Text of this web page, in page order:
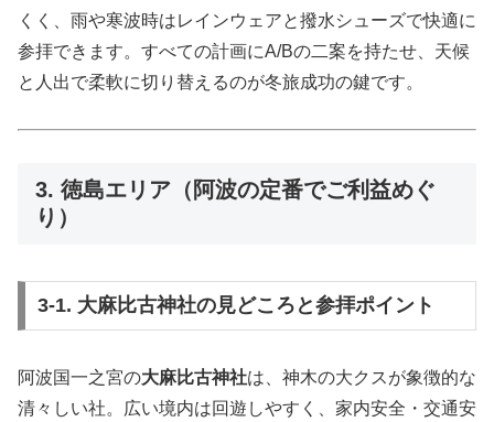
くく、雨や寒波時はレインウェアと撥水シューズで快適に
参拝できます。すべての計画にA/Bの二案を持たせ、天候
と人出で柔軟に切り替えるのが冬旅成功の鍵です。
3. 徳島エリア（阿波の定番でご利益めぐ
り）
3-1. 大麻比古神社の見どころと参拝ポイント
阿波国一之宮の大麻比古神社は、神木の大クスが象徴的な
清々しい社。広い境内は回遊しやすく、家内安全・交通安